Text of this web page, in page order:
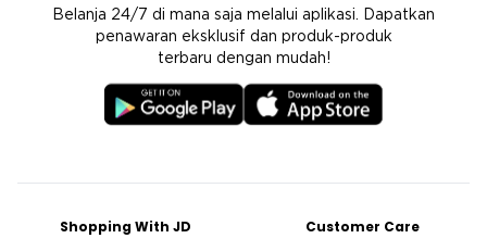
Belanja 24/7 di mana saja melalui aplikasi. Dapatkan
penawaran eksklusif dan produk-produk
terbaru dengan mudah!
Shopping With JD
Customer Care